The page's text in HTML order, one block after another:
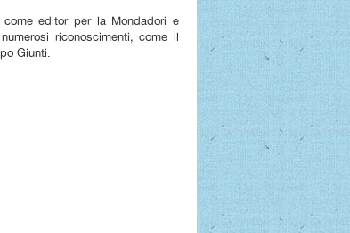
editor per la Mondadori e
riconoscimenti, come il
Giunti.